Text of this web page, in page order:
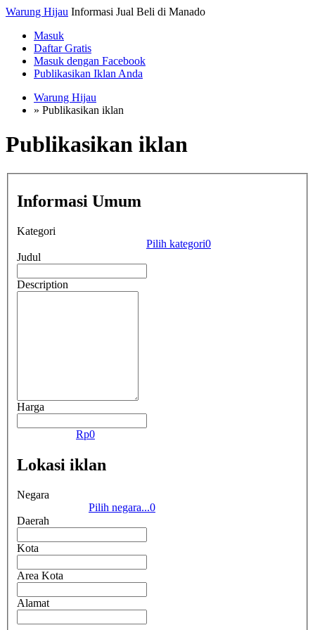
Warung Hijau Informasi Jual Beli di Manado
Masuk
Daftar Gratis
Masuk dengan Facebook
Publikasikan Iklan Anda
Warung Hijau
» Publikasikan iklan
Publikasikan iklan
Informasi Umum
Kategori
Pilih kategori0
Judul
Description
Harga
Rp0
Lokasi iklan
Negara
Pilih negara...0
Daerah
Kota
Area Kota
Alamat